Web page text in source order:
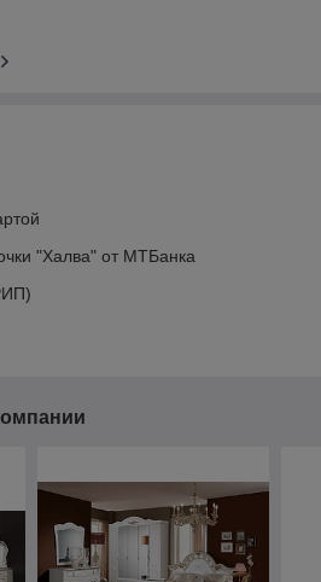
"Халва" от МТБанка